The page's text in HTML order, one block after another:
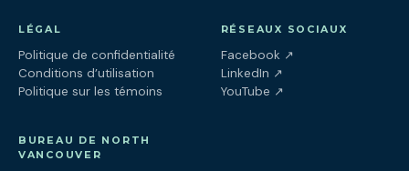
LÉGAL
Politique de confidentialité
Conditions d’utilisation
Politique sur les témoins
RÉSEAUX SOCIAUX
Facebook ↗(ouvre dans un
LinkedIn ↗(ouvre dans un
YouTube ↗(ouvre dans un
BUREAU DE NORTH
VANCOUVER